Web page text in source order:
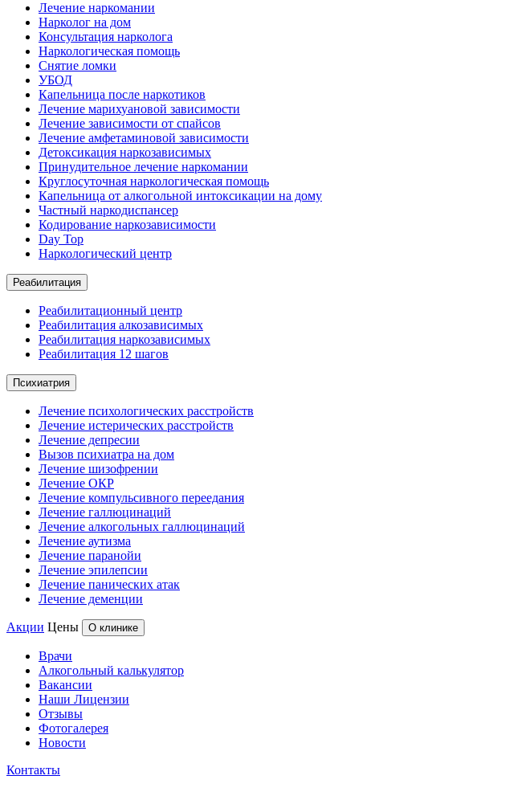
Лечение наркомании
Нарколог на дом
Консультация нарколога
Наркологическая помощь
Снятие ломки
УБОД
Капельница после наркотиков
Лечение марихуановой зависимости
Лечение зависимости от спайсов
Лечение амфетаминовой зависимости
Детоксикация наркозависимых
Принудительное лечение наркомании
Круглосуточная наркологическая помощь
Капельница от алкогольной интоксикации на дому
Частный наркодиспансер
Кодирование наркозависимости
Day Top
Наркологический центр
Реабилитация
Реабилитационный центр
Реабилитация алкозависимых
Реабилитация наркозависимых
Реабилитация 12 шагов
Психиатрия
Лечение психологических расстройств
Лечение истерических расстройств
Лечение депресии
Вызов психиатра на дом
Лечение шизофрении
Лечение ОКР
Лечение компульсивного переедания
Лечение галлюцинаций
Лечение алкогольных галлюцинаций
Лечение аутизма
Лечение паранойи
Лечение эпилепсии
Лечение панических атак
Лечение деменции
Акции Цены О клинике
Врачи
Алкогольный калькулятор
Вакансии
Наши Лицензии
Отзывы
Фотогалерея
Новости
Контакты